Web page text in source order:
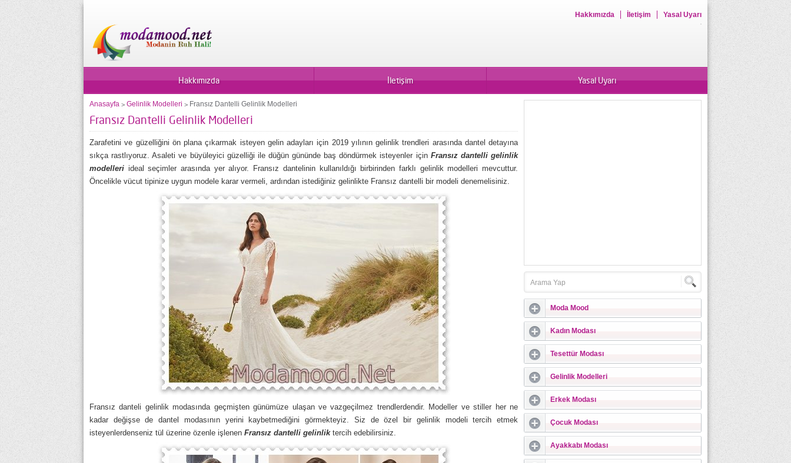
Hakkımızda İletişim Yasal Uyarı
Hakkımızda İletişim Yasal Uyarı
Anasayfa > Gelinlik Modelleri > Fransız Dantelli Gelinlik Modelleri
Fransız Dantelli Gelinlik Modelleri
Zarafetini ve güzelliğini ön plana çıkarmak isteyen gelin adayları için 2019 yılının gelinlik trendleri arasında dantel detayına
sıkça rastlıyoruz. Asaleti ve büyüleyici güzelliği ile düğün gününde baş döndürmek isteyenler için Fransız dantelli gelinlik
modelleri ideal seçimler arasında yer alıyor. Fransız dantelinin kullanıldığı birbirinden farklı gelinlik modelleri mevcuttur.
Öncelikle vücut tipinize uygun modele karar vermeli, ardından istediğiniz gelinlikte Fransız dantelli bir modeli denemelisiniz.
Fransız danteli gelinlik modasında geçmişten günümüze ulaşan ve vazgeçilmez trendlerdendir. Modeller ve stiller her ne
kadar değişse de dantel modasının yerini kaybetmediğini görmekteyiz. Siz de özel bir gelinlik modeli tercih etmek
isteyenlerdenseniz tül üzerine özenle işlenen Fransız dantelli gelinliktercih edebilirsiniz.
Moda Mood
Kadın Modası
Tesettür Modası
Gelinlik Modelleri
Erkek Modası
Çocuk Modası
Ayakkabı Modası